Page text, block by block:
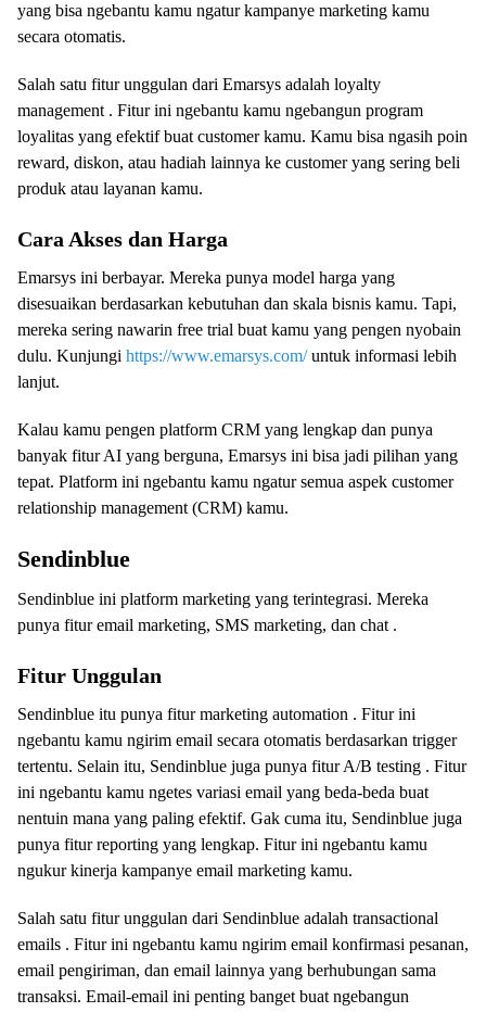
yang bisa ngebantu kamu ngatur kampanye marketing kamu
secara otomatis.
Salah satu fitur unggulan dari Emarsys adalah loyalty
management . Fitur ini ngebantu kamu ngebangun program
loyalitas yang efektif buat customer kamu. Kamu bisa ngasih poin
reward, diskon, atau hadiah lainnya ke customer yang sering beli
produk atau layanan kamu.
Cara Akses dan Harga
Emarsys ini berbayar. Mereka punya model harga yang
disesuaikan berdasarkan kebutuhan dan skala bisnis kamu. Tapi,
mereka sering nawarin free trial buat kamu yang pengen nyobain
dulu. Kunjungi https://www.emarsys.com/untuk informasi lebih
lanjut.
Kalau kamu pengen platform CRM yang lengkap dan punya
banyak fitur AI yang berguna, Emarsys ini bisa jadi pilihan yang
tepat. Platform ini ngebantu kamu ngatur semua aspek customer
relationship management (CRM) kamu.
Sendinblue
Sendinblue ini platform marketing yang terintegrasi. Mereka
punya fitur email marketing, SMS marketing, dan chat .
Fitur Unggulan
Sendinblue itu punya fitur marketing automation . Fitur ini
ngebantu kamu ngirim email secara otomatis berdasarkan trigger
tertentu. Selain itu, Sendinblue juga punya fitur A/B testing . Fitur
ini ngebantu kamu ngetes variasi email yang beda-beda buat
nentuin mana yang paling efektif. Gak cuma itu, Sendinblue juga
punya fitur reporting yang lengkap. Fitur ini ngebantu kamu
ngukur kinerja kampanye email marketing kamu.
Salah satu fitur unggulan dari Sendinblue adalah transactional
emails . Fitur ini ngebantu kamu ngirim email konfirmasi pesanan,
email pengiriman, dan email lainnya yang berhubungan sama
transaksi. Email-email ini penting banget buat ngebangun